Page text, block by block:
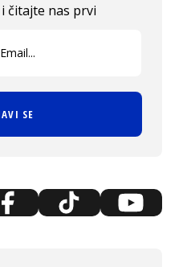
čitajte nas prvi
SE